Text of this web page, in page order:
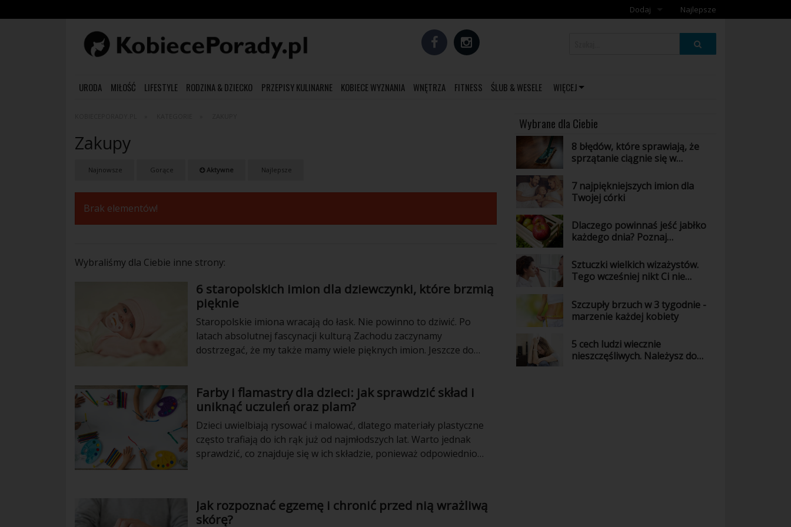
Dodaj
Najlepsze
URODA MIŁOŚĆ LIFESTYLE RODZINA & DZIECKO PRZEPISY KULINARNE KOBIECE WYZNANIA WNĘTRZA FITNESS ŚLUB & WESELE WIĘCEJ
Zakupy
Najnowsze Gorące Aktywne Najlepsze
Brak elementów!
Wybraliśmy dla Ciebie inne strony:
6 staropolskich imion dla dziewczynki, które brzmią
pięknie
Staropolskie imiona wracają do łask. Nie powinno to dziwić. Po
latach absolutnej fascynacji kulturą Zachodu zaczynamy
dostrzegać, że my także mamy wiele pięknych imion. Jeszcze do
Farby i flamastry dla dzieci: jak sprawdzić skład i
uniknąć uczuleń oraz plam?
Dzieci uwielbiają rysować i malować, dlatego materiały plastyczne
często trafiają do ich rąk już od najmłodszych lat. Warto jednak
sprawdzić, co znajduje się w ich składzie, ponieważ odpowiednio
produktu dopasowanego do wieku dziecka i sposobu jego
użytkowania.
Jak rozpoznać egzemę i chronić przed nią wrażliwą
skórę?
Wybrane dla Ciebie
8 błędów, które sprawiają, że
sprzątanie ciągnie się w
7 najpiękniejszych imion dla
Twojej córki
Dlaczego powinnaś jeść jabłko
każdego dnia? Poznaj
owocu
Sztuczki wielkich wizażystów.
Tego wcześniej nikt Ci nie
Szczupły brzuch w 3 tygodnie -
marzenie każdej kobiety
5 cech ludzi wiecznie
nieszczęśliwych. Należysz do